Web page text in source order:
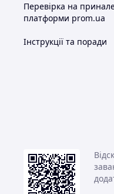
Перевірка на
платформи prom.ua
Інструкції та поради